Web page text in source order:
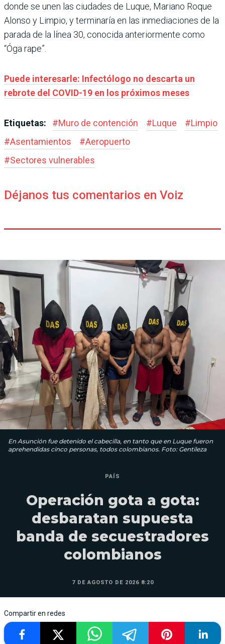
donde se unen las ciudades de Luque, Mariano Roque
Alonso y Limpio, y terminaría en las inmediaciones de la
parada de la línea 30, conocida anteriormente como
“Óga rape”.
Puede interesarle: Infectólogo no descarta un
rebrote del COVID-19 en los próximos meses
Etiquetas: #Muro de contención #Luque #Limpio
#Asentamientos #Aeropuerto
#Sectores vulnerables
Déjanos tus comentarios en Voiz
En Asunción fue detenido el cabecilla, en tanto que en Luque fueron
aprehendidas cinco personas, todos colombianos. Foto: Gentileza
PAÍS
Operación gota a gota:
desbaratan supuesta
banda de secuestradores
colombianos
7 DE AGOSTO DE 2026 8:20
Compartir en redes